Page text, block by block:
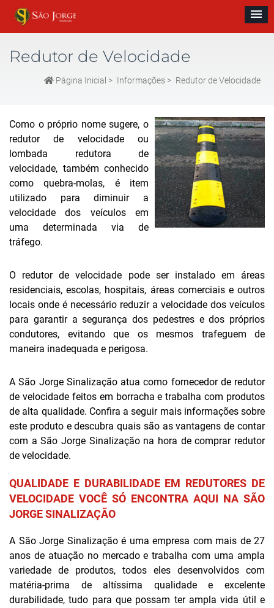
Redutor de Velocidade
Página Inicial > Informações > Redutor de Velocidade
Como o próprio nome sugere, o
redutor de velocidade ou
lombada redutora de
velocidade, também conhecido
como quebra-molas, é item
utilizado para diminuir a
velocidade dos veículos em
uma determinada via de
tráfego.
O redutor de velocidade pode ser instalado em áreas
residenciais, escolas, hospitais, áreas comerciais e outros
locais onde é necessário reduzir a velocidade dos veículos
para garantir a segurança dos pedestres e dos próprios
condutores, evitando que os mesmos trafeguem de
maneira inadequada e perigosa.
A São Jorge Sinalização atua como fornecedor de redutor
de velocidade feitos em borracha e trabalha com produtos
de alta qualidade. Confira a seguir mais informações sobre
este produto e descubra quais são as vantagens de contar
com a São Jorge Sinalização na hora de comprar redutor
de velocidade.
QUALIDADE E DURABILIDADE EM REDUTORES DE
VELOCIDADE VOCÊ SÓ ENCONTRA AQUI NA SÃO
JORGE SINALIZAÇÃO
A São Jorge Sinalização é uma empresa com mais de 27
anos de atuação no mercado e trabalha com uma ampla
variedade de produtos, todos eles desenvolvidos com
matéria-prima de altíssima qualidade e excelente
durabilidade, tudo para que possam ter ampla vida útil e